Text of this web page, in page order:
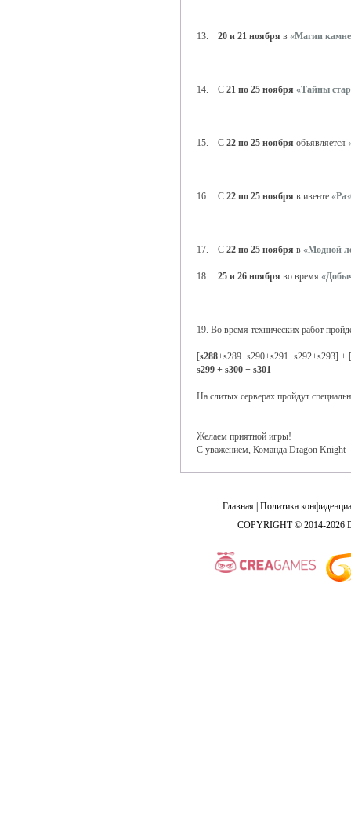
13. 20 и 21 ноября в «Магии
14. С 21 по 25 ноября «Тайны
15. С 22 по 25 ноября объявляется
16. С 22 по 25 ноября в ивенте
17. С 22 по 25 ноября в «Модной
18. 25 и 26 ноября во время
19. Во время технических работ
[s288+s289+s290+s291+s292+s293] + [
s299 + s300 + s301
На слитых серверах пройдут
Желаем приятной игры!
С уважением, Команда Dragon Knight
Главная Политика
COPYRIGHT © 2014-2026